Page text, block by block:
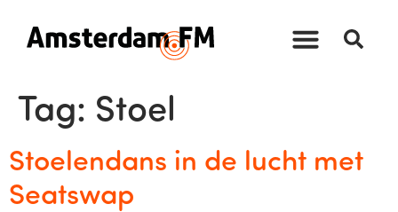
Tag: Stoel
Stoelendans in de lucht met
Seatswap